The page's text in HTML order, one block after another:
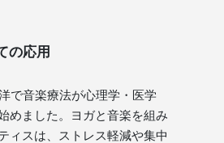
の応用
で音楽療法が心理学・医学
めました。ヨガと音楽を組み
ィスは、ストレス軽減や集中